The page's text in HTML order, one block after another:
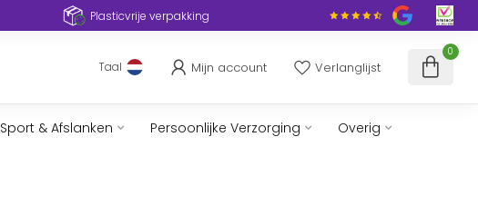
Plasticvrije verpakking
Taal Mijn account Verlanglijst
0
Sport & Afslanken Persoonlijke Verzorging Overig